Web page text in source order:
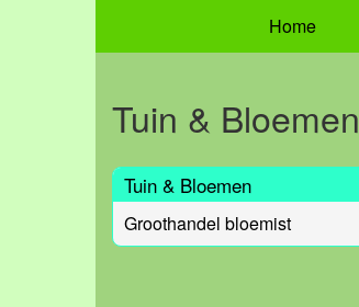
Home
Tuin & Bloemen
Tuin & Bloemen
Groothandel bloemist